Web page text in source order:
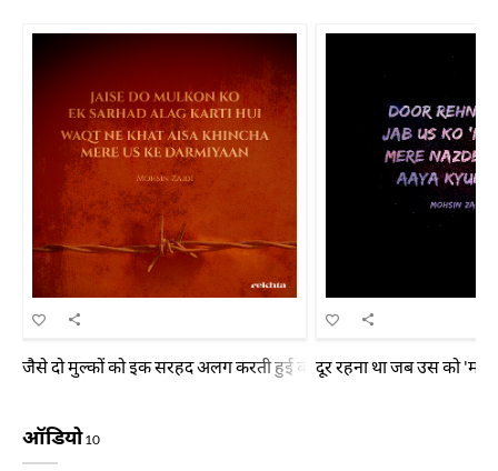
जैसे दो मुल्कों को इक सरहद अलग करती हुई वक़्त ने ख़त ऐसा खींचा मेरे उस के
दूर रहना था जब उस को
ऑडियो10